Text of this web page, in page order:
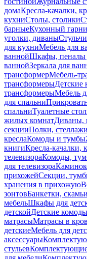
домаКресла-качалки,
кухниСтолы, столики
барныеКухонный
уголки, диваны
для кухниМебель для
ваннойШкафы, пеналы
ваннойЗеркала для
трансформерМебель-
трансформерыДетские
трансформерыМебель
для спальни
спальниТуалетные
жилых комнатДиваны,
секцииПолки,
креслаКомоды и тумбы
книгиКресла-качалки,
телевизораКомоды,
для телевизора
прихожейСекции,
хранения в прихожую
зонтовБанкетки, скамьи
мебельШкафы для
детскойДетские комоды
матрасыМатрасы в
детскиеМебель для
аксессуары
стульевКомплектующие